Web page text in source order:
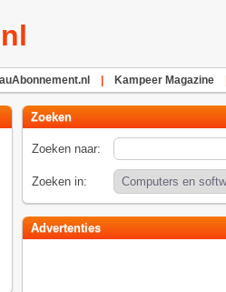
Kampeer Magazine
Zoeken
Zoeken naar:
Zoeken in:
Advertenties